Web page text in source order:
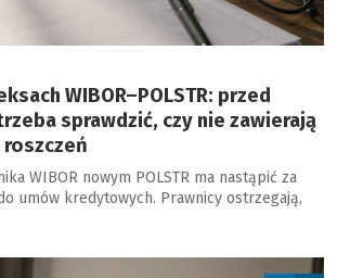
WIBOR–POLSTR: przed
sprawdzić, czy nie zawierają
WIBOR nowym POLSTR ma nastąpić za
umów kredytowych. Prawnicy ostrzegają,